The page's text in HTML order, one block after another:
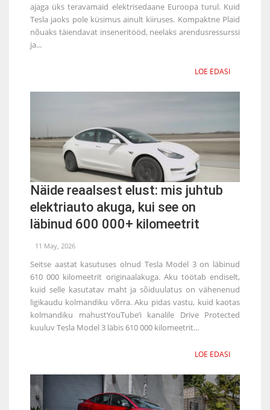
ajaga üks teravamaid elektrisedaane Euroopa turul. Kuid
Tesla jaoks pole küsimus ainult kiiruses. Kompaktne Plaid
nõuaks täiendavat inseneritööd, neelaks arendusressurssi
ja...
LOE EDASI
Näide reaalsest elust: mis juhtub
elektriauto akuga, kui see on
läbinud 600 000+ kilomeetrit
11 May, 2026
Seitse aastat kasutuses olnud Tesla Model 3 on läbinud
610 000 kilomeetrit originaalakuga. Aku töötab endiselt,
kuid selle kasutatav maht ja sõiduulatus on vähenenud
ligikaudu kolmandiku võrra. Aku pidas vastu, kuid kaotas
kolmandiku mahustYouTube’i kanalile Drive Protected
kuuluv Tesla Model 3 läbis 610 000 kilomeetrit...
LOE EDASI